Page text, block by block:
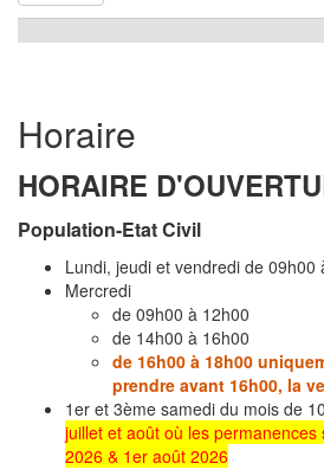
Horaire
HORAIRE
Population-Etat Civil
Lundi, jeudi et vendredi de 09h00
Mercredi
de 09h00 à 12h00
de 14h00 à 16h00
de 16h00 à 18h00
prendre avant 16h00, la
1er et 3ème samedi du mois de
juillet et août où les
2026 & 1er août 2026